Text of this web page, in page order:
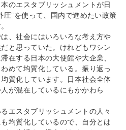
のエスタブリッシュメントが日
圧”を使って、国内で進めたい政策
、社会にはいろいろな考え方や
と思っていた。けれどもワシン
在する日本の大使館や大企業、
めて均質化している。振り返っ
質化しています。日本社会全体
が混在しているにもかかわら
エスタブリッシュメントの人々
均質化しているので、自分とは